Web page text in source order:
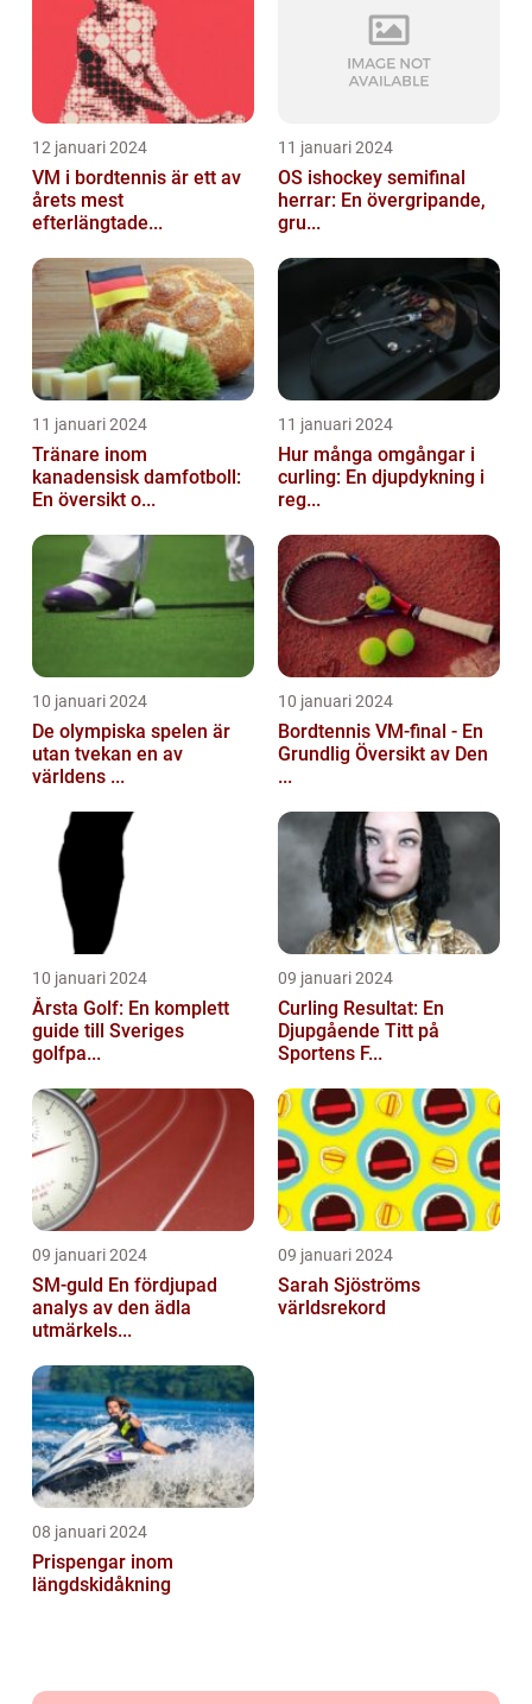
12 januari 2024
VM i bordtennis är ett av
årets mest
efterlängtade...
11 januari 2024
OS ishockey semifinal
herrar: En övergripande,
gru...
11 januari 2024
Tränare inom
kanadensisk damfotboll:
En översikt o...
11 januari 2024
Hur många omgångar i
curling: En djupdykning i
reg...
10 januari 2024
De olympiska spelen är
utan tvekan en av
världens ...
10 januari 2024
Bordtennis VM-final - En
Grundlig Översikt av Den
...
10 januari 2024
Årsta Golf: En komplett
guide till Sveriges
golfpa...
09 januari 2024
Curling Resultat: En
Djupgående Titt på
Sportens F...
09 januari 2024
SM-guld En fördjupad
analys av den ädla
utmärkels...
09 januari 2024
Sarah Sjöströms
världsrekord
08 januari 2024
Prispengar inom
längdskidåkning